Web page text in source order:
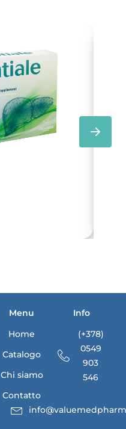
Menu
Home
Catalogo
Chi siamo
Contatto
Info
(+378)
0549
903
546